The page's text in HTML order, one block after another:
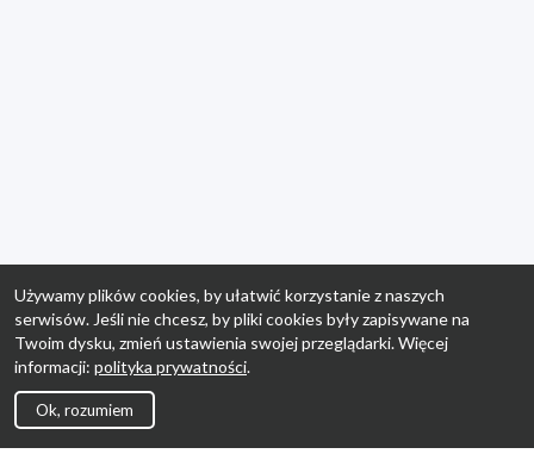
Używamy plików cookies, by ułatwić korzystanie z naszych
serwisów. Jeśli nie chcesz, by pliki cookies były zapisywane na
Twoim dysku, zmień ustawienia swojej przeglądarki. Więcej
informacji: polityka prywatności.
Ok, rozumiem